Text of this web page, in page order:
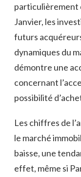
particulièrement
Janvier, les
futurs
dynamiques du
démontre une
concernant
possibilité
Les chiffres de
le marché
baisse, une
effet, même si